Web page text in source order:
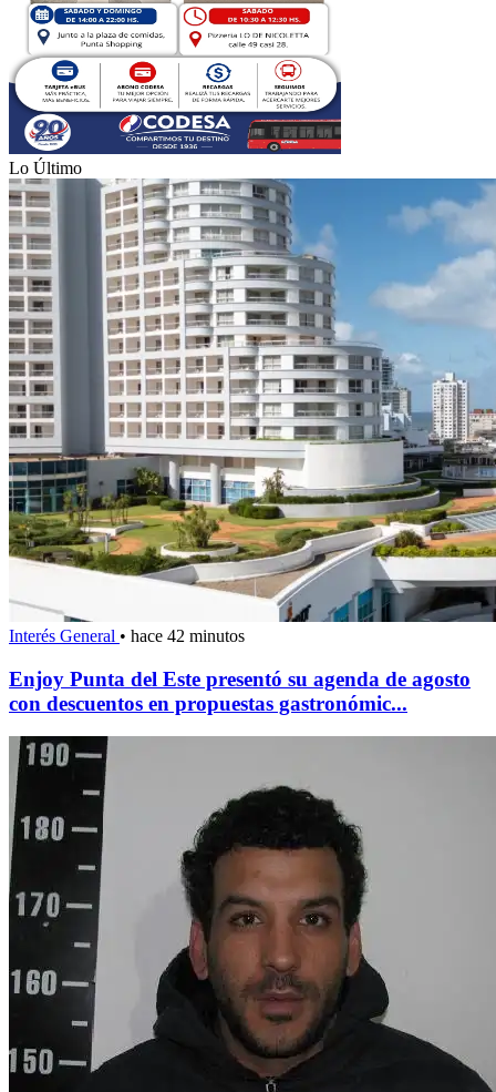
Lo Último
Interés General • hace 42 minutos
Enjoy Punta del Este presentó su agenda de agosto
con descuentos en propuestas gastronómic...